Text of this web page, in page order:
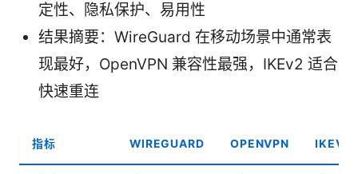
定性、隐私保护、易用性
结果摘要：WireGuard 在移动场景中通常表
现最好，OpenVPN 兼容性最强，IKEv2 适合
快速重连
指标 WIREGUARD OPENVPN IKEV2